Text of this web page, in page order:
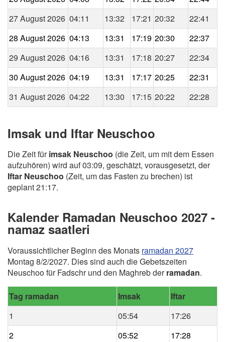
27 August 2026 04:11 13:32 17:21 20:32
22:41
28 August 2026 04:13 13:31 17:19 20:30
22:37
29 August 2026 04:16 13:31 17:18 20:27
22:34
30 August 2026 04:19 13:31 17:17 20:25
22:31
31 August 2026 04:22 13:30 17:15 20:22 22:28
Imsak und Iftar Neuschoo
Die Zeit fürimsak Neuschoo (die Zeit, um mit dem Essen
aufzuhören) wird auf 03:09, geschätzt, vorausgesetzt, der
Iftar Neuschoo (Zeit, um das Fasten zu brechen) ist
geplant 21:17.
Kalender Ramadan Neuschoo 2027 -
namaz saatleri
Voraussichtlicher Beginn des Monats ramadan 2027
Montag 8/2/2027. Dies sind auch die Gebetszeiten
Neuschoo für Fadschr und den Maghreb derramadan.
Tag ramadan Imsak
Iftar
1
05:54
17:26
2
05:52
17:28